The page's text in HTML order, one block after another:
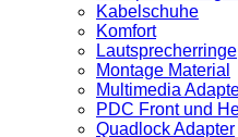
Kabelschuhe
Komfort
Lautsprecherringe
Montage Material
Multimedia
PDC Front und
Quadlock Adapter